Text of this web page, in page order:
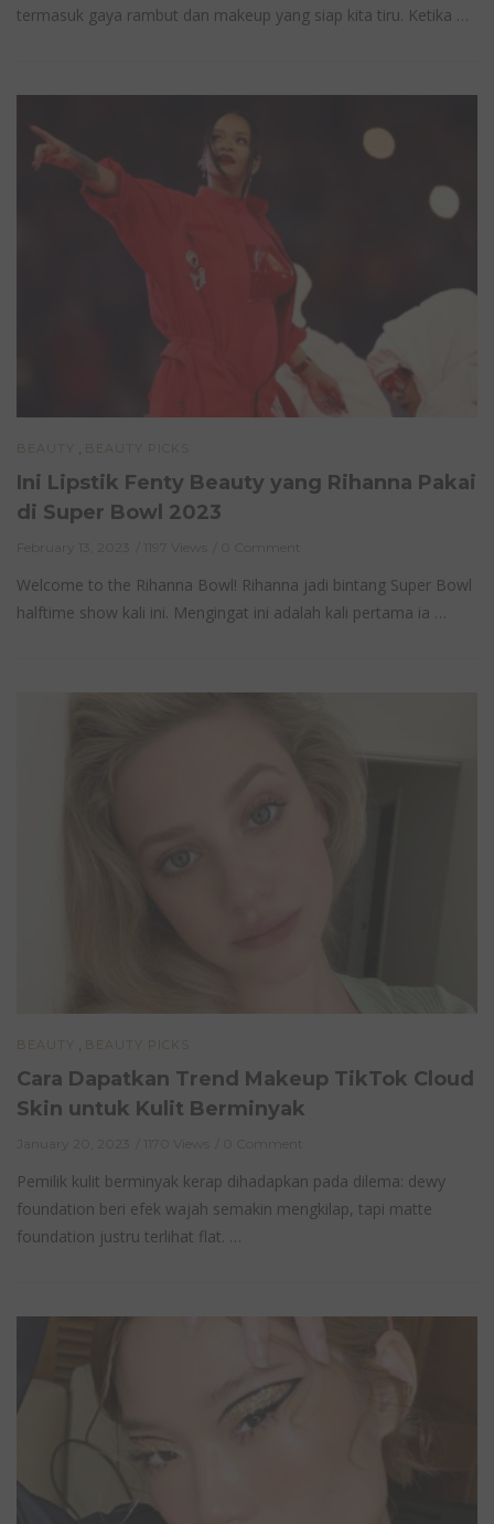
termasuk gaya rambut dan makeup yang siap kita tiru. Ketika …
BEAUTY BEAUTY PICKS
Ini Lipstik Fenty Beauty yang Rihanna Pakai
di Super Bowl 2023
Welcome to the Rihanna Bowl! Rihanna jadi bintang Super Bowl
halftime show kali ini. Mengingat ini adalah kali pertama ia …
BEAUTY BEAUTY PICKS
Cara Dapatkan Trend Makeup TikTok Cloud
Skin untuk Kulit Berminyak
Pemilik kulit berminyak kerap dihadapkan pada dilema: dewy
foundation beri efek wajah semakin mengkilap, tapi matte
foundation justru terlihat flat. …